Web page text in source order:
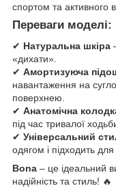
спортом та активного
Переваги моделі:
✔ Натуральна шкіра
«дихати».
✔ Амортизуюча
навантаження на
поверхнею.
✔ Анатомічна
під час тривалої
✔ Універсальний
одягом і підходить для
Bona – це ідеальний
надійність та стиль! 🔥